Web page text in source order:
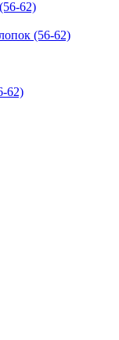
(56-62)
62)